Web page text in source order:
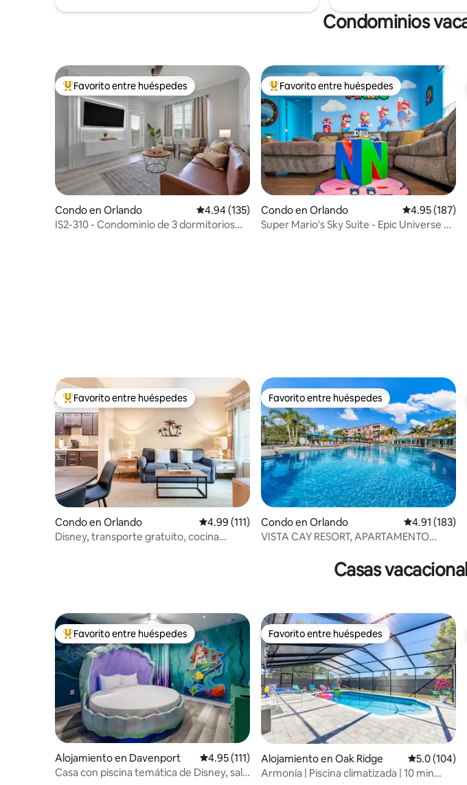
Condominios
Favorito entre huéspedes preferido
Favorito entre huéspedes
Condo en Orlando Calificación promedio: 4.94 de 5, 135 reseñas
4.94 (135)
IS2-310 - Condominio de 3 dormitorios
Favorito entre huéspedes preferido
Favorito entre huéspedes
Condo en Orlando Calificación
4.95 (187)
Super Mario's Sky Suite - Epic Universe 3
Favorito entre huéspedes preferido
Favorito entre huéspedes
Condo en Orlando Calificación promedio: 4.99 de 5, 111 reseñas
4.99 (111)
Disney, transporte gratuito, cocina
Favorito entre huéspedes
Favorito entre huéspedes
Condo en Orlando Calificación
4.91 (183)
VISTA CAY RESORT, APARTAMENTO
Casas
Favorito entre huéspedes preferido
Favorito entre huéspedes
Alojamiento en Davenport Calificación promedio: 4.95 de 5, 111 reseñas
4.95 (111)
Casa con piscina temática de Disney, sala
Favorito entre huéspedes
Favorito entre huéspedes
Alojamiento en Oak Ridge Calificación
5.0 (104)
Armonía | Piscina climatizada | 10 min